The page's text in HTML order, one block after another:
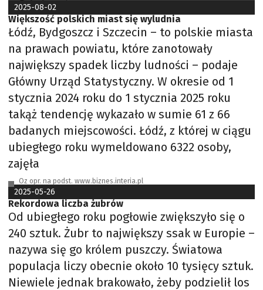
2025-08-02
Większość polskich miast się wyludnia
Łódź, Bydgoszcz i Szczecin – to polskie miasta
na prawach powiatu, które zanotowały
największy spadek liczby ludności – podaje
Główny Urząd Statystyczny. W okresie od 1
stycznia 2024 roku do 1 stycznia 2025 roku
takąż tendencję wykazało w sumie 61 z 66
badanych miejscowości. Łódź, z której w ciągu
ubiegłego roku wymeldowano 6322 osoby,
zajęła
Oz opr. na podst. www.biznes.interia.pl
2025-05-26
Rekordowa liczba żubrów
Od ubiegłego roku pogłowie zwiększyło się o
240 sztuk. Żubr to największy ssak w Europie –
nazywa się go królem puszczy. Światowa
populacja liczy obecnie około 10 tysięcy sztuk.
Niewiele jednak brakowało, żeby podzielił los